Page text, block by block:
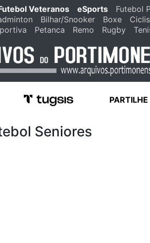
Veteranos eSports Futebol
Bilhar/Snooker Boxe
Petanca Remo Rugby
Seniores